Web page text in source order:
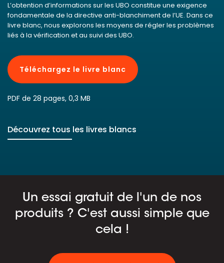
L’obtention d’informations sur les UBO constitue une exigence
fondamentale de la directive anti-blanchiment de l’UE. Dans ce
livre blanc, nous explorons les moyens de régler les problèmes
liés à la vérification et au suivi des UBO.
Téléchargez le livre blanc
PDF de 28 pages, 0,3 MB
Découvrez tous les livres blancs
Un essai gratuit de l'un de nos
produits ? C'est aussi simple que
cela !